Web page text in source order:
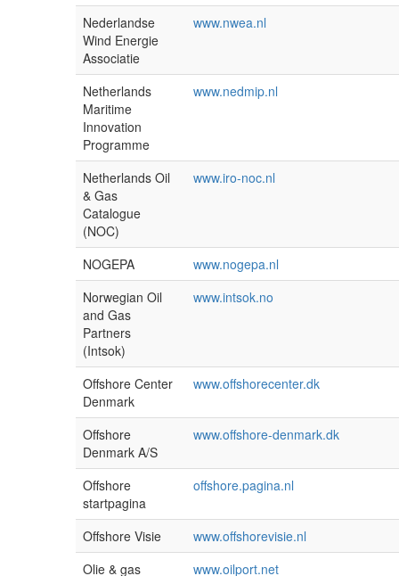
Nederlandse
Wind Energie
Associatie
www.nwea.nl
Netherlands
Maritime
Innovation
Programme
www.nedmip.nl
Netherlands Oil
& Gas
Catalogue
(NOC)
www.iro-noc.nl
NOGEPA
www.nogepa.nl
Norwegian Oil
and Gas
Partners
(Intsok)
www.intsok.no
Offshore Center
Denmark
www.offshorecenter.dk
Offshore
Denmark A/S
www.offshore-denmark.dk
Offshore
startpagina
offshore.pagina.nl
Offshore Visie
www.offshorevisie.nl
Olie & gas
www.oilport.net